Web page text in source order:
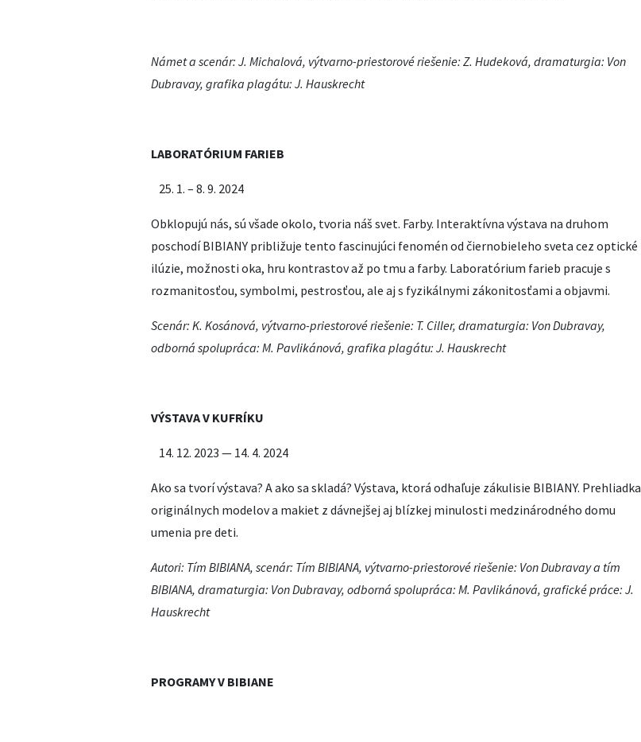
Námet a scenár: J. Michalová, výtvarno-priestorové riešenie: Z. Hudeková, dramaturgia: Von
Dubravay, grafika plagátu: J. Hauskrecht
LABORATÓRIUM FARIEB
1. – 8. 9. 2024
Obklopujú nás, sú všade okolo, tvoria náš svet. Farby. Interaktívna výstava na druhom
poschodí BIBIANY približuje tento fascinujúci fenomén od čiernobieleho sveta cez optické
ilúzie, možnosti oka, hru kontrastov až po tmu a farby. Laboratórium farieb pracuje s
rozmanitosťou, symbolmi, pestrosťou, ale aj s fyzikálnymi zákonitosťami a objavmi.
Scenár: K. Kosánová, výtvarno-priestorové riešenie: T. Ciller, dramaturgia: Von Dubravay,
odborná spolupráca: M. Pavlikánová, grafika plagátu: J. Hauskrecht
VÝSTAVA V KUFRÍKU
12. 2023 — 14. 4. 2024
Ako sa tvorí výstava? A ako sa skladá? Výstava, ktorá odhaľuje zákulisie BIBIANY. Prehliadka
originálnych modelov a makiet z dávnejšej aj blízkej minulosti medzinárodného domu
umenia pre deti.
Autori: Tím BIBIANA, scenár: Tím BIBIANA, výtvarno-priestorové riešenie: Von Dubravay a tím
BIBIANA, dramaturgia: Von Dubravay, odborná spolupráca: M. Pavlikánová, grafické práce: J.
Hauskrecht
PROGRAMY V BIBIANE